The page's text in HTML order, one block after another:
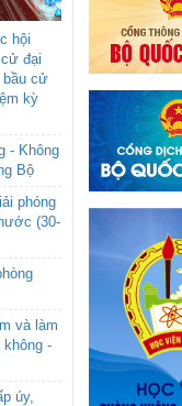
hội
đại
bầu cử
kỳ
- Không
Bộ
phóng
(30-
và làm
không -
úy,